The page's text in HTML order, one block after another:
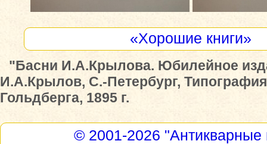
«Хорошие книги»
"Басни И.А.Крылова. Юбилейное
И.А.Крылов, С.-Петербург,
Гольдберга, 1895 г.
© 2001-2026 "Антикварные